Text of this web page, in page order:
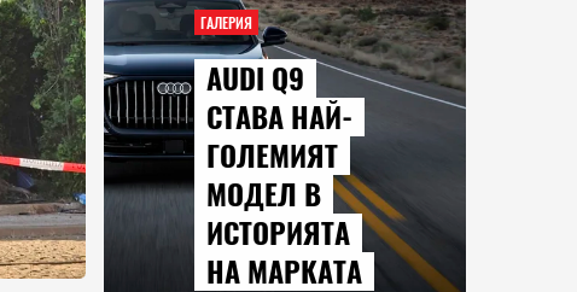
ГАЛЕРИЯ
AUDI Q9
СТАВА НАЙ-
ГОЛЕМИЯТ
МОДЕЛ В
ИСТОРИЯТА
НА МАРКАТА